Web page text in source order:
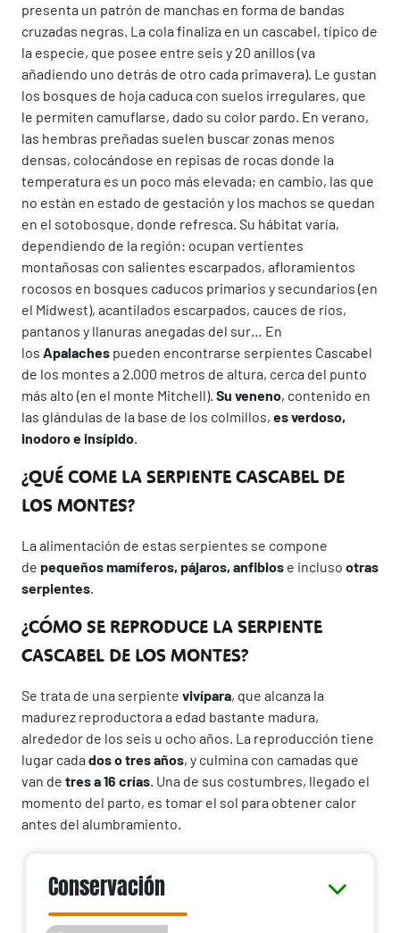
presenta un patrón de manchas en forma de bandas
cruzadas negras. La cola finaliza en un cascabel, típico de
la especie, que posee entre seis y 20 anillos (va
añadiendo uno detrás de otro cada primavera). Le gustan
los bosques de hoja caduca con suelos irregulares, que
le permiten camuflarse, dado su color pardo. En verano,
las hembras preñadas suelen buscar zonas menos
densas, colocándose en repisas de rocas donde la
temperatura es un poco más elevada; en cambio, las que
no están en estado de gestación y los machos se quedan
en el sotobosque, donde refresca. Su hábitat varía,
dependiendo de la región: ocupan vertientes
montañosas con salientes escarpados, afloramientos
rocosos en bosques caducos primarios y secundarios (en
el Midwest), acantilados escarpados, cauces de ríos,
pantanos y llanuras anegadas del sur… En
los Apalaches pueden encontrarse serpientes Cascabel
de los montes a 2.000 metros de altura, cerca del punto
más alto (en el monte Mitchell). Su veneno, contenido en
las glándulas de la base de los colmillos, es verdoso,
inodoro e insípido.
¿QUÉ COME LA SERPIENTE CASCABEL DE
LOS MONTES?
La alimentación de estas serpientes se compone
de pequeños mamíferos, pájaros, anfibios e incluso otras
serpientes.
¿CÓMO SE REPRODUCE LA SERPIENTE
CASCABEL DE LOS MONTES?
Se trata de una serpiente vivípara, que alcanza la
madurez reproductora a edad bastante madura,
alrededor de los seis u ocho años. La reproducción tiene
lugar cadados o tres años, y culmina con camadas que
van de tres a 16 crías. Una de sus costumbres, llegado el
momento del parto, es tomar el sol para obtener calor
antes del alumbramiento.
Conservación